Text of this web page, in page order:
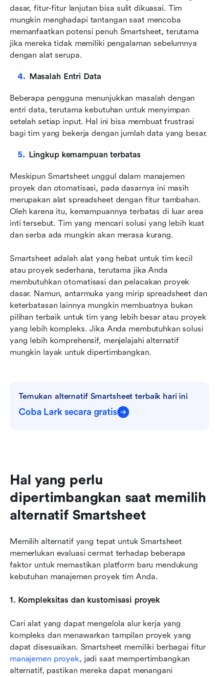
dasar, fitur-fitur lanjutan bisa sulit dikuasai. Tim
mungkin menghadapi tantangan saat mencoba
memanfaatkan potensi penuh Smartsheet, terutama
jika mereka tidak memiliki pengalaman sebelumnya
dengan alat serupa.
Masalah Entri Data
Beberapa pengguna menunjukkan masalah dengan
entri data, terutama kebutuhan untuk menyimpan
setelah setiap input. Hal ini bisa membuat frustrasi
bagi tim yang bekerja dengan jumlah data yang besar.
Lingkup kemampuan terbatas
Meskipun Smartsheet unggul dalam manajemen
proyek dan otomatisasi, pada dasarnya ini masih
merupakan alat spreadsheet dengan fitur tambahan.
Oleh karena itu, kemampuannya terbatas di luar area
inti tersebut. Tim yang mencari solusi yang lebih kuat
dan serba ada mungkin akan merasa kurang.
Smartsheet adalah alat yang hebat untuk tim kecil
atau proyek sederhana, terutama jika Anda
membutuhkan otomatisasi dan pelacakan proyek
dasar. Namun, antarmuka yang mirip spreadsheet dan
keterbatasan lainnya mungkin membuatnya bukan
pilihan terbaik untuk tim yang lebih besar atau proyek
yang lebih kompleks. Jika Anda membutuhkan solusi
yang lebih komprehensif, menjelajahi alternatif
mungkin layak untuk dipertimbangkan.
Temukan alternatif Smartsheet terbaik hari ini
Coba Lark secara gratis
Hal yang perlu
dipertimbangkan saat memilih
alternatif Smartsheet
Memilih alternatif yang tepat untuk Smartsheet
memerlukan evaluasi cermat terhadap beberapa
faktor untuk memastikan platform baru mendukung
kebutuhan manajemen proyek tim Anda.
1. Kompleksitas dan kustomisasi proyek
Cari alat yang dapat mengelola alur kerja yang
kompleks dan menawarkan tampilan proyek yang
manajemen proyek, jadi saat mempertimbangkan
alternatif, pastikan mereka dapat menangani